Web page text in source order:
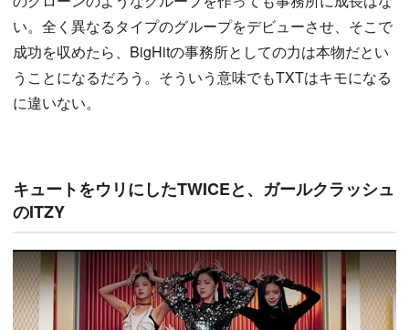
い。全く異なるタイプのグループをデビューさせ、そこで
成功を収めたら、BigHitの事務所としての力は本物だとい
うことになるだろう。そういう意味でもTXTはキモになる
に違いない。
キュートをウリにしたTWICEと、ガールクラッシュ
のITZY